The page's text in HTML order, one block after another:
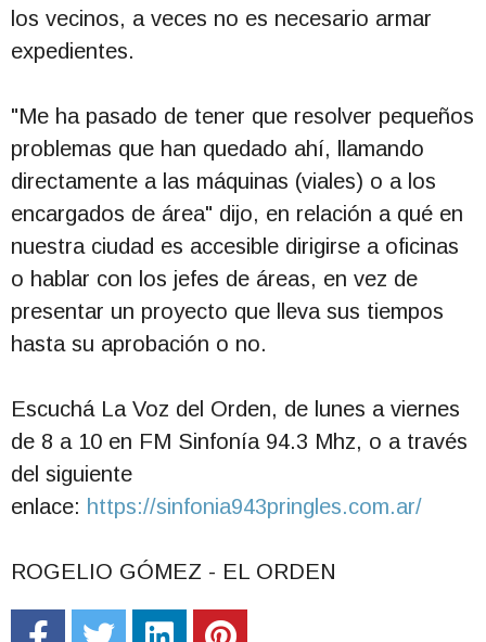
los vecinos, a veces no es necesario armar
expedientes.
"Me ha pasado de tener que resolver pequeños
problemas que han quedado ahí, llamando
directamente a las máquinas (viales) o a los
encargados de área" dijo, en relación a qué en
nuestra ciudad es accesible dirigirse a oficinas
o hablar con los jefes de áreas, en vez de
presentar un proyecto que lleva sus tiempos
hasta su aprobación o no.
Escuchá La Voz del Orden, de lunes a viernes
de 8 a 10 en FM Sinfonía 94.3 Mhz, o a través
del siguiente
enlace: https://sinfonia943pringles.com.ar/
ROGELIO GÓMEZ - EL ORDEN